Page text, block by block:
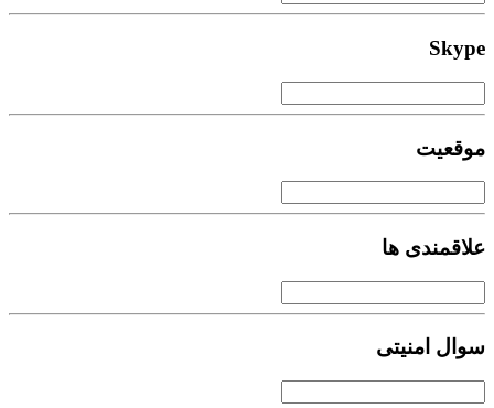
Skype
موقعیت
علاقمندی ها
سوال امنیتی